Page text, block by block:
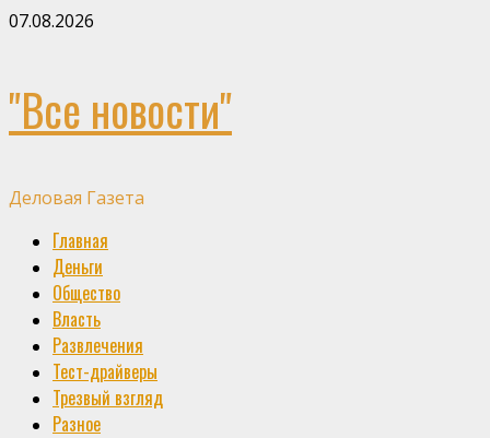
Skip
07.08.2026
"Все новости"
Деловая Газета
Primary
Menu
Главная
Деньги
Общество
Власть
Развлечения
Тест-драйверы
Трезвый взгляд
Разное